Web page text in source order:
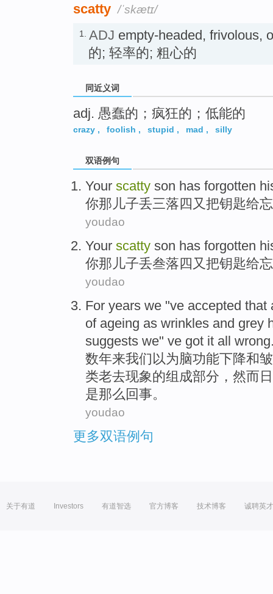
scatty /ˈskætɪ/
1. ADJ empty-headed, frivolous,
的; 轻率的; 粗心的
同近义词
adj. 愚蠢的；疯狂的；低能的
crazy , foolish , stupid , mad , silly
双语例句
Your scatty son has forgotten
你那 儿子丢三落四 又把钥匙给
youdao
Your scatty son has forgotten
你那 儿子丢叁落四 又 把钥匙给
youdao
For years we "ve accepted that
of ageing as wrinkles and grey
suggests we" ve got it all wrong
数年来我们 以为脑功能下降和
类老去现象的组成部分 ， 然而
是那么回事。
youdao
更多双语例句
关于有道 Investors 有道智选 官方博客 技术博客 诚聘英才